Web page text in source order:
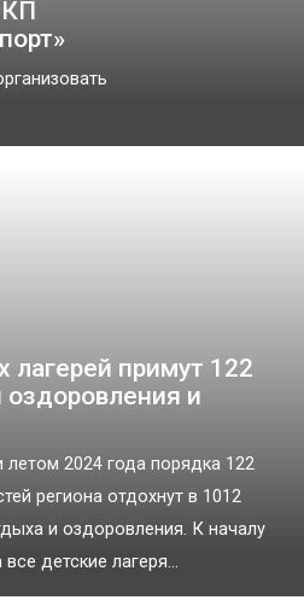
лагерей примут 122
и
2024 года порядка 122
региона отдохнут в 1012
и оздоровления. К началу
детские лагеря...